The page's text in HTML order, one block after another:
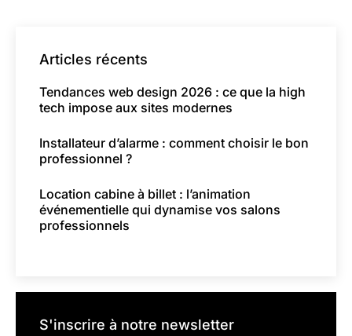
Articles récents
Tendances web design 2026 : ce que la high
tech impose aux sites modernes
Installateur d’alarme : comment choisir le bon
professionnel ?
Location cabine à billet : l’animation
événementielle qui dynamise vos salons
professionnels
S'inscrire à notre newsletter